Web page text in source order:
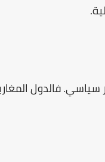
سياسي. فالدول